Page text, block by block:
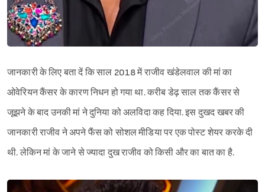
जानकारी के लिए बता दें कि साल 2018 में राजीव खंडेलवाल की मां का
ओवेरियन कैंसर के कारण निधन हो गया था. करीब डेढ़ साल तक कैंसर से
जूझने के बाद उनकी मां ने दुनिया को अलविदा कह दिया. इस दुखद खबर की
जानकारी राजीव ने अपने फैंस को सोशल मीडिया पर एक पोस्ट शेयर करके दी
थी. लेकिन मां के जाने से ज्यादा दुख राजीव को किसी और का बात का है.